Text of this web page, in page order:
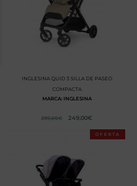
INGLESINA QUID 3 SILLA DE PASEO
COMPACTA
MARCA: INGLESINA
299,00€ 249,00€
OFERTA